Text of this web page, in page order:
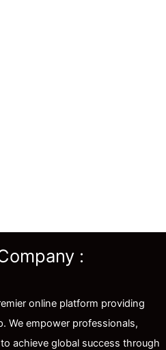
:
online platform providing
We empower professionals,
achieve global success through